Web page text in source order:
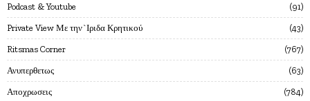
Podcast & Youtube 91
Private View Με την`Ιριδα Κρητικού 43
Ritsmas Corner 767
Ανυπερθετως 63
Αποχρωσεις 784